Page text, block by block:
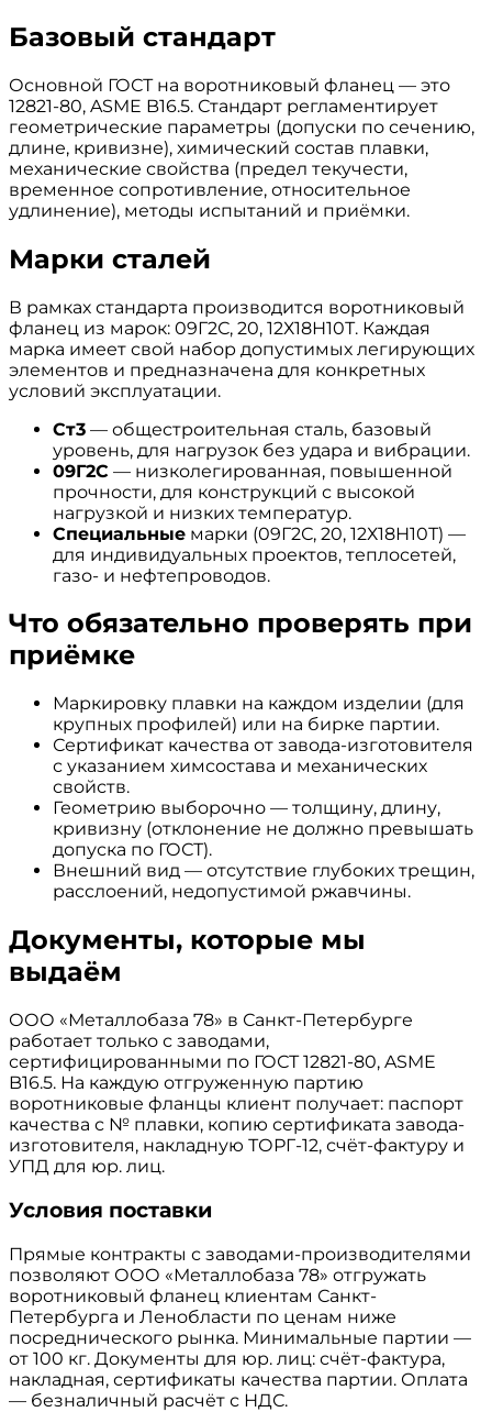
Базовый стандарт
Основной ГОСТ на воротниковый фланец — это
12821-80, ASME B16.5. Стандарт регламентирует
геометрические параметры (допуски по сечению,
длине, кривизне), химический состав плавки,
механические свойства (предел текучести,
временное сопротивление, относительное
удлинение), методы испытаний и приёмки.
Марки сталей
В рамках стандарта производится воротниковый
фланец из марок: 09Г2С, 20, 12Х18Н10Т. Каждая
марка имеет свой набор допустимых легирующих
элементов и предназначена для конкретных
условий эксплуатации.
Ст3 — общестроительная сталь, базовый
уровень, для нагрузок без удара и вибрации.
09Г2С — низколегированная, повышенной
прочности, для конструкций с высокой
нагрузкой и низких температур.
Специальные марки (09Г2С, 20, 12Х18Н10Т) —
для индивидуальных проектов, теплосетей,
газо- и нефтепроводов.
Что обязательно проверять при
приёмке
Маркировку плавки на каждом изделии (для
крупных профилей) или на бирке партии.
Сертификат качества от завода-изготовителя
с указанием химсостава и механических
свойств.
Геометрию выборочно — толщину, длину,
кривизну (отклонение не должно превышать
допуска по ГОСТ).
Внешний вид — отсутствие глубоких трещин,
расслоений, недопустимой ржавчины.
Документы, которые мы
выдаём
ООО «Металлобаза 78» в Санкт-Петербурге
работает только с заводами,
сертифицированными по ГОСТ 12821-80, ASME
B16.5. На каждую отгруженную партию
воротниковые фланцы клиент получает: паспорт
качества с № плавки, копию сертификата завода-
изготовителя, накладную ТОРГ-12, счёт-фактуру и
УПД для юр. лиц.
Условия поставки
Прямые контракты с заводами-производителями
позволяют ООО «Металлобаза 78» отгружать
воротниковый фланец клиентам Санкт-
Петербурга и Ленобласти по ценам ниже
посреднического рынка. Минимальные партии —
от 100 кг. Документы для юр. лиц: счёт-фактура,
накладная, сертификаты качества партии. Оплата
— безналичный расчёт с НДС.